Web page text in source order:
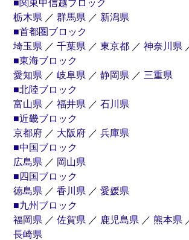
■関東甲信越ブロック
栃木県 ／ 群馬県 ／ 新潟県
■首都圏ブロック
埼玉県 ／ 千葉県 ／ 東京都 ／ 神奈川県
■東海ブロック
愛知県 ／ 岐阜県 ／ 静岡県 ／ 三重県
■北陸ブロック
富山県 ／ 福井県 ／ 石川県
■近畿ブロック
京都府 ／ 大阪府 ／ 兵庫県
■中国ブロック
広島県 ／ 岡山県
■四国ブロック
徳島県 ／ 香川県 ／ 愛媛県
■九州ブロック
福岡県 ／ 佐賀県 ／ 鹿児島県 ／ 熊本県
長崎県